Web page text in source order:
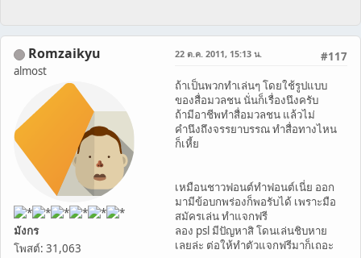
Romzaikyu
almost
มังกร
โพสต์: 31,063
#117
22 ต.ค. 2011, 15:13 น.
ถ้าเป็นพวกทำเล่นๆ โดยใช้รูปแบบ
ของสื่อมวลชน นั่นก็เรื่องนึงครับ
ถ้ามีอาชีพทำสื่อมวลชน แล้วไม่
คำนึงถึงจรรยาบรรณ ทำสื่อทางไหน
ก็เหี้ย
เหมือนชาวฟอนต์ทำฟอนต์เนี่ย ออก
มามีข้อบกพร่องก็พอรับได้ เพราะมือ
สมัครเล่น ทำแจกฟรี
ลอง psl มีปัญหาสิ โดนเล่นชิบหาย
เลยล่ะ ต่อให้ทำตัวแจกฟรีมาก็เถอะ